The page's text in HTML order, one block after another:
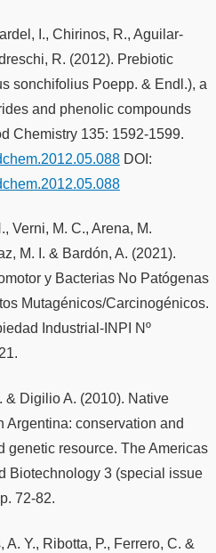
I., Chirinos, R., Aguilar-
R. (2012). Prebiotic
sonchifolius Poepp. & Endl.), a
and phenolic compounds
Chemistry 135: 1592-1599.
DOI:
Verni, M. C., Arena, M.
M. I. & Bardón, A. (2021).
y Bacterias No Patógenas
Mutagénicos/Carcinogénicos.
Industrial-INPI Nº
& Digilio A. (2010). Native
Argentina: conservation and
genetic resource. The Americas
Biotechnology 3 (special issue
72-82.
Y., Ribotta, P., Ferrero, C. &